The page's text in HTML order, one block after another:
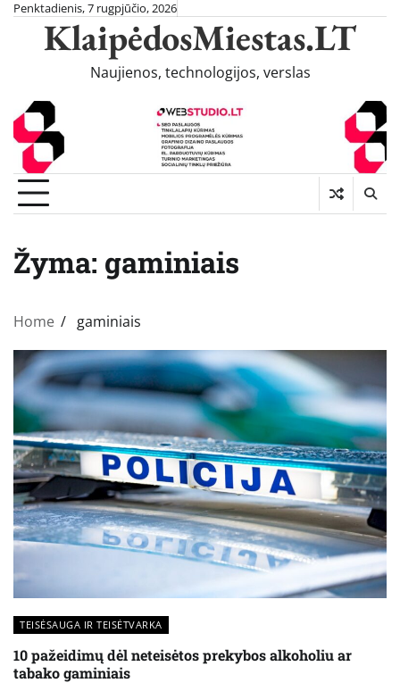
Skip
content
Penktadienis, 7 rugpjūčio, 2026
KlaipėdosMiestas.LT
Naujienos, technologijos, verslas
Žyma: gaminiais
Home gaminiais
TEISĖSAUGA IR TEISĖTVARKA
10 pažeidimų dėl neteisėtos prekybos alkoholiu ar
tabako gaminiais